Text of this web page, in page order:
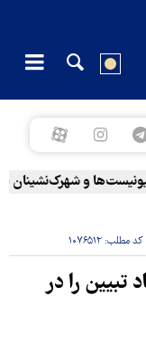
کد مطلب:۱۰۷۶۵۱۲
را در